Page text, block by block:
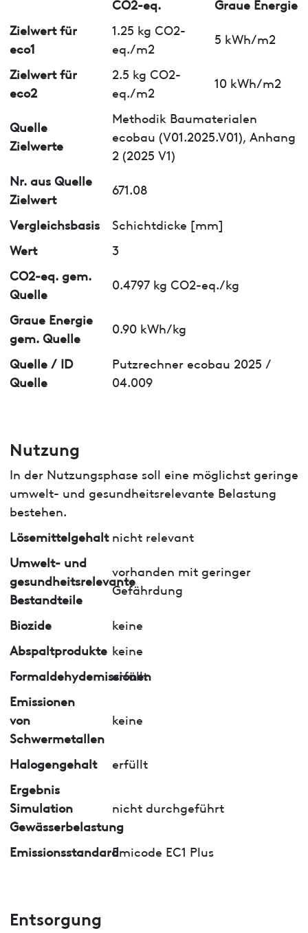
CO2-eq.
Graue Energie
Zielwert für
eco1
1.25 kg CO2-
eq./m2
5 kWh/m2
Zielwert für
eco2
2.5 kg CO2-
eq./m2
10 kWh/m2
Quelle
Zielwerte
Methodik Baumaterialen
ecobau (V01.2025.V01), Anhang
2 (2025 V1)
Nr. aus Quelle
Zielwert
671.08
Vergleichsbasis
Schichtdicke [mm]
Wert
3
CO2-eq. gem.
Quelle
0.4797 kg CO2-eq./kg
Graue Energie
gem. Quelle
0.90 kWh/kg
Quelle / ID
Quelle
Putzrechner ecobau 2025 /
04.009
Nutzung
In der Nutzungsphase soll eine möglichst geringe
umwelt- und gesundheitsrelevante Belastung
bestehen.
Lösemittelgehalt nicht relevant
Umwelt- und
gesundheitsrelevante
Bestandteile
vorhanden mit geringer
Gefährdung
Biozide
keine
Abspaltprodukte keine
Formaldehydemissionen
erfüllt
Emissionen
von
Schwermetallen
keine
Halogengehalt
erfüllt
Ergebnis
Simulation
Gewässerbelastung
nicht durchgeführt
EmissionsstandardEmicode EC1 Plus
Entsorgung